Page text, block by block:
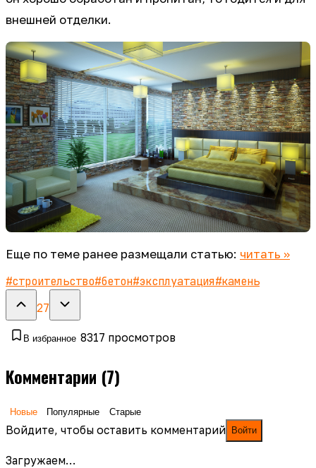
внешней отделки.
Еще по теме ранее размещали статью: читать >>
#строительство#бетон#эксплуатация#камень
27
В избранное 8317 просмотров
Комментарии (7)
Новые Популярные Старые
Войдите, чтобы оставить комментарий Войти
Загружаем…